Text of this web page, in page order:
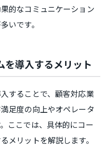
的なコミュニケーション
いです。
を導入するメリット
することで、顧客対応業
足度の向上やオペレータ
ここでは、具体的にコー
メリットを解説します。